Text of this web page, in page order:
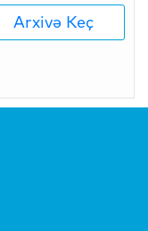
Arxivə Keç